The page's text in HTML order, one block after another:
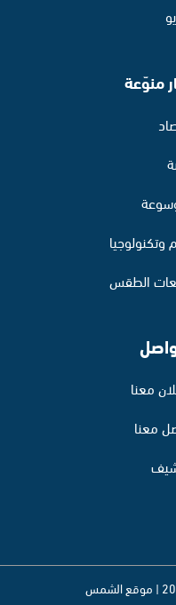
منوّعة
وتكنولوجيا
الطقس
معنا
معنا